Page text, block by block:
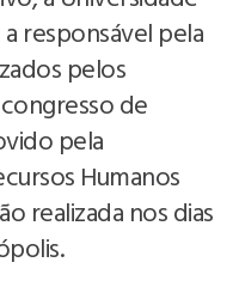
responsável pela
pelos
de
pela
Humanos
realizada nos dias